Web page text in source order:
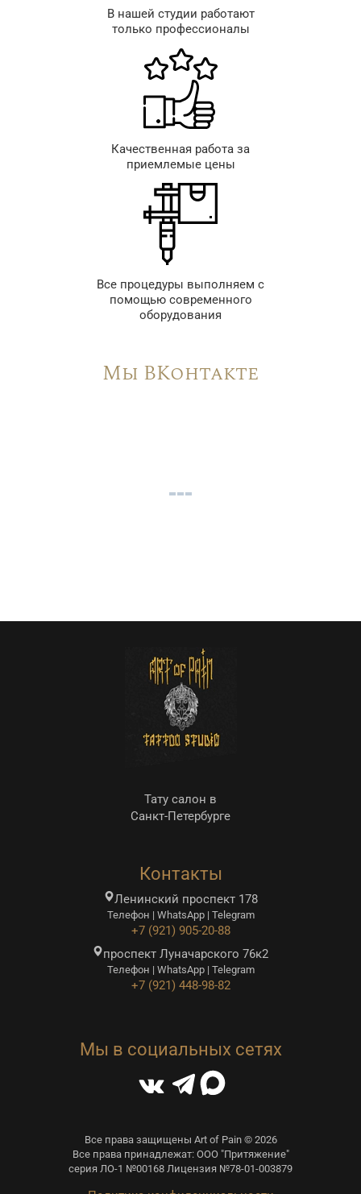
В нашей студии работают
только профессионалы
Качественная работа за
приемлемые цены
Все процедуры выполняем с
помощью современного
оборудования
Мы ВКонтакте
Тату салон в
Санкт-Петербурге
Контакты
Ленинский проспект 178
Телефон | WhatsApp | Telegram
+7 (921) 905-20-88
проспект Луначарского 76к2
Телефон | WhatsApp | Telegram
+7 (921) 448-98-82
Мы в социальных сетях
Все права защищены Art of Pain © 2026
Все права принадлежат: ООО "Притяжение"
серия ЛО-1 №00168 Лицензия №78-01-003879